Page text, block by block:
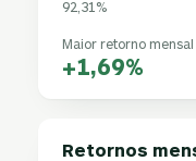
92,31%
Maior retorno mensal
+1,69%
Retornos